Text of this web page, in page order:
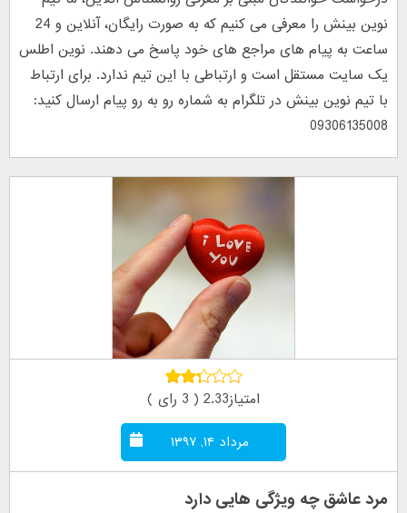
نوین بینش را معرفی می کنیم که به صورت رایگان، آنلاین و 24
ساعت به پیام های مراجع های خود پاسخ می دهند. نوین اطلس
یک سایت مستقل است و ارتباطی با این تیم ندارد. برای ارتباط
با تیم نوین بینش در تلگرام به شماره رو به رو پیام ارسال کنید:
09306135008
امتیاز2.33 ( 3 رای )
مرداد ۱۴, ۱۳۹۷
مرد عاشق چه ویژگی هایی دارد